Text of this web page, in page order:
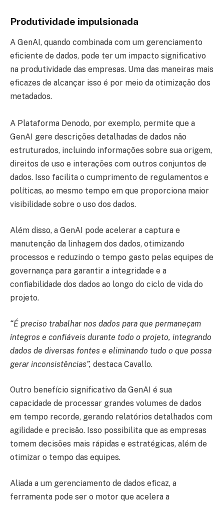
Produtividade impulsionada
A GenAI, quando combinada com um gerenciamento
eficiente de dados, pode ter um impacto significativo
na produtividade das empresas. Uma das maneiras mais
eficazes de alcançar isso é por meio da otimização dos
metadados.
A Plataforma Denodo, por exemplo, permite que a
GenAI gere descrições detalhadas de dados não
estruturados, incluindo informações sobre sua origem,
direitos de uso e interações com outros conjuntos de
dados. Isso facilita o cumprimento de regulamentos e
políticas, ao mesmo tempo em que proporciona maior
visibilidade sobre o uso dos dados.
Além disso, a GenAI pode acelerar a captura e
manutenção da linhagem dos dados, otimizando
processos e reduzindo o tempo gasto pelas equipes de
governança para garantir a integridade e a
confiabilidade dos dados ao longo do ciclo de vida do
projeto.
“É preciso trabalhar nos dados para que permaneçam
íntegros e confiáveis durante todo o projeto, integrando
dados de diversas fontes e eliminando tudo o que possa
gerar inconsistências”, destaca Cavallo.
Outro benefício significativo da GenAI é sua
capacidade de processar grandes volumes de dados
em tempo recorde, gerando relatórios detalhados com
agilidade e precisão. Isso possibilita que as empresas
tomem decisões mais rápidas e estratégicas, além de
otimizar o tempo das equipes.
Aliada a um gerenciamento de dados eficaz, a
ferramenta pode ser o motor que acelera a